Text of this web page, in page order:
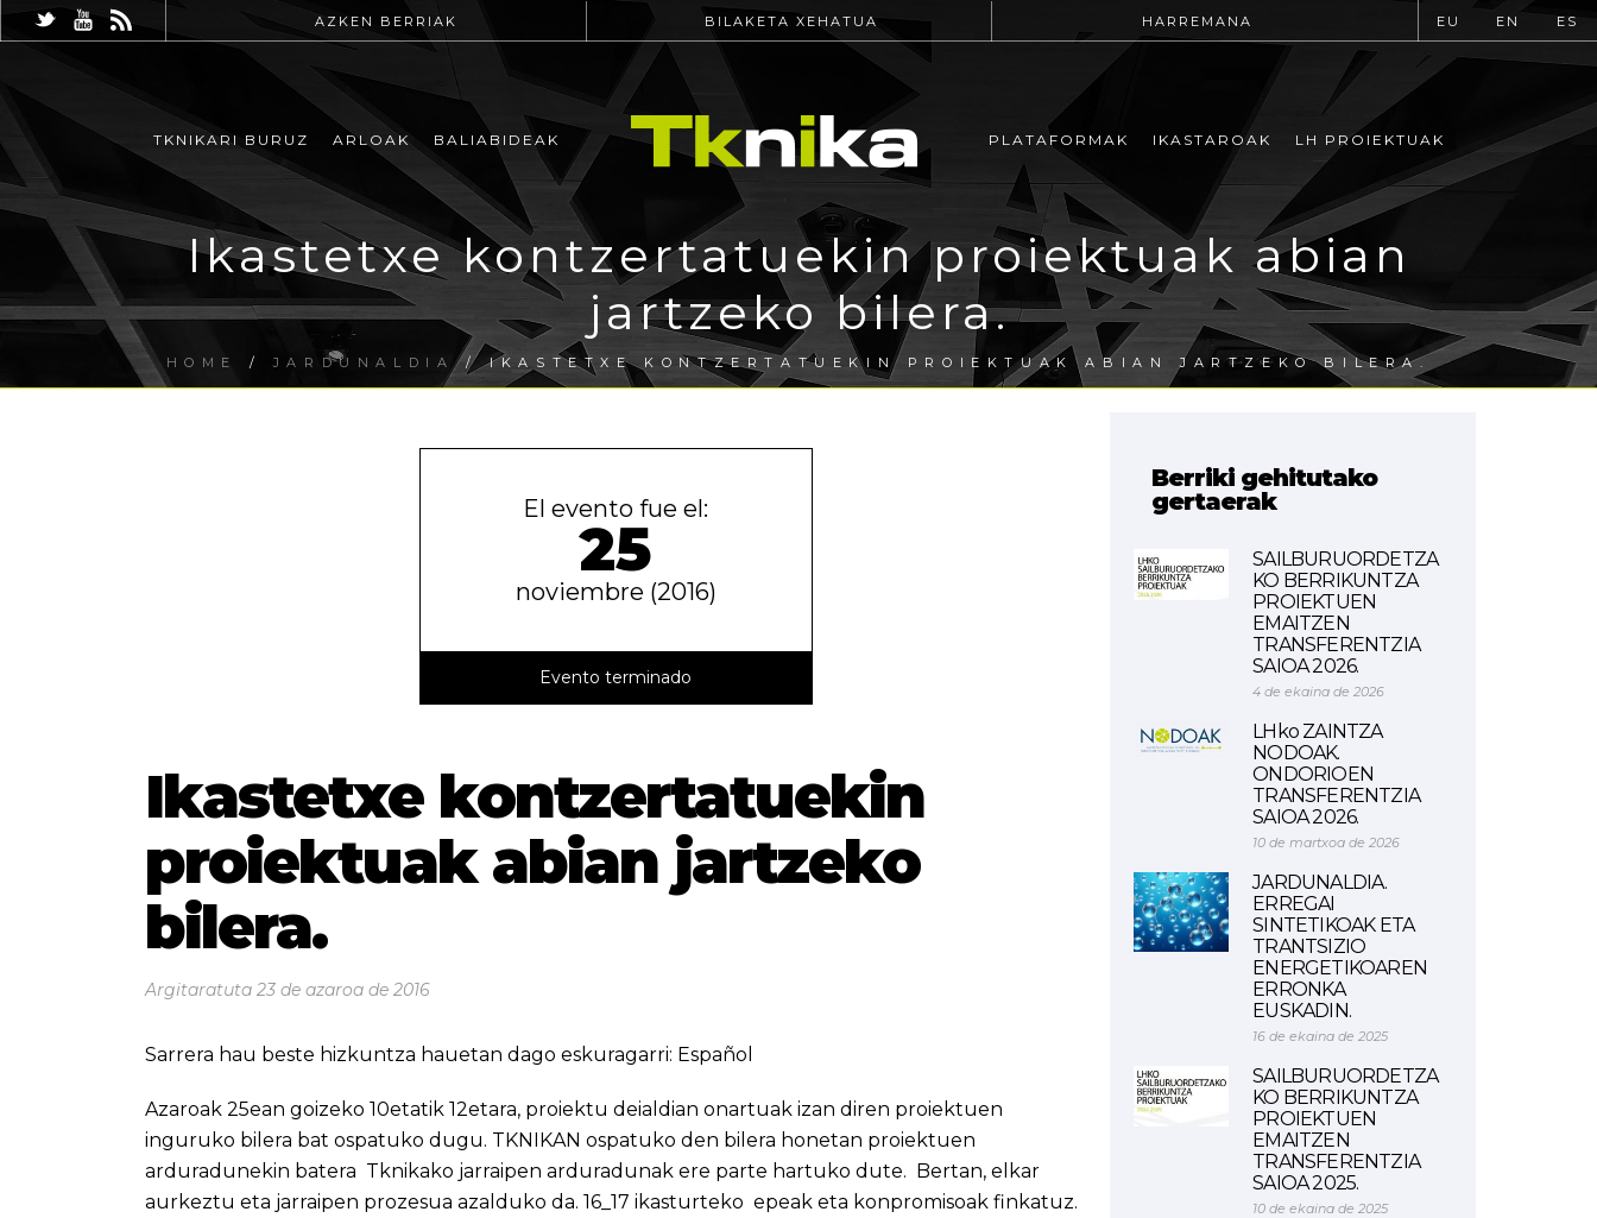
AZKEN BERRIAK BILAKETA XEHATUA HARREMANA EU EN ES
TKNIKARI BURUZ ARLOAK BALIABIDEAK PLATAFORMAK IKASTAROAK LH PROIEKTUAK
Ikastetxe kontzertatuekin proiektuak abian
jartzeko bilera.
HOME / JARDUNALDIA/ IKASTETXE KONTZERTATUEKIN PROIEKTUAK ABIAN JARTZEKO BILERA.
El evento fue el:
25
noviembre (2016)
Evento terminado
Ikastetxe kontzertatuekin
proiektuak abian jartzeko
bilera.
Argitaratuta 23 de azaroa de 2016
Sarrera hau beste hizkuntza hauetan dago eskuragarri: Español
Azaroak 25ean goizeko 10etatik 12etara, proiektu deialdian onartuak izan diren proiektuen
inguruko bilera bat ospatuko dugu. TKNIKAN ospatuko den bilera honetan proiektuen
arduradunekin batera Tknikako jarraipen arduradunak ere parte hartuko dute. Bertan, elkar
aurkeztu eta jarraipen prozesua azalduko da. 16_17 ikasturteko epeak eta konpromisoak finkatuz.
Berriki gehitutako
gertaerak
SAILBURUORDETZA
KO BERRIKUNTZA
PROIEKTUEN
EMAITZEN
TRANSFERENTZIA
SAIOA 2026.
4 de ekaina de 2026
LHko ZAINTZA
NODOAK.
ONDORIOEN
TRANSFERENTZIA
SAIOA 2026.
10 de martxoa de 2026
JARDUNALDIA.
ERREGAI
SINTETIKOAK ETA
TRANTSIZIO
ENERGETIKOAREN
ERRONKA
EUSKADIN.
16 de ekaina de 2025
SAILBURUORDETZA
KO BERRIKUNTZA
PROIEKTUEN
EMAITZEN
TRANSFERENTZIA
SAIOA 2025.
10 de ekaina de 2025